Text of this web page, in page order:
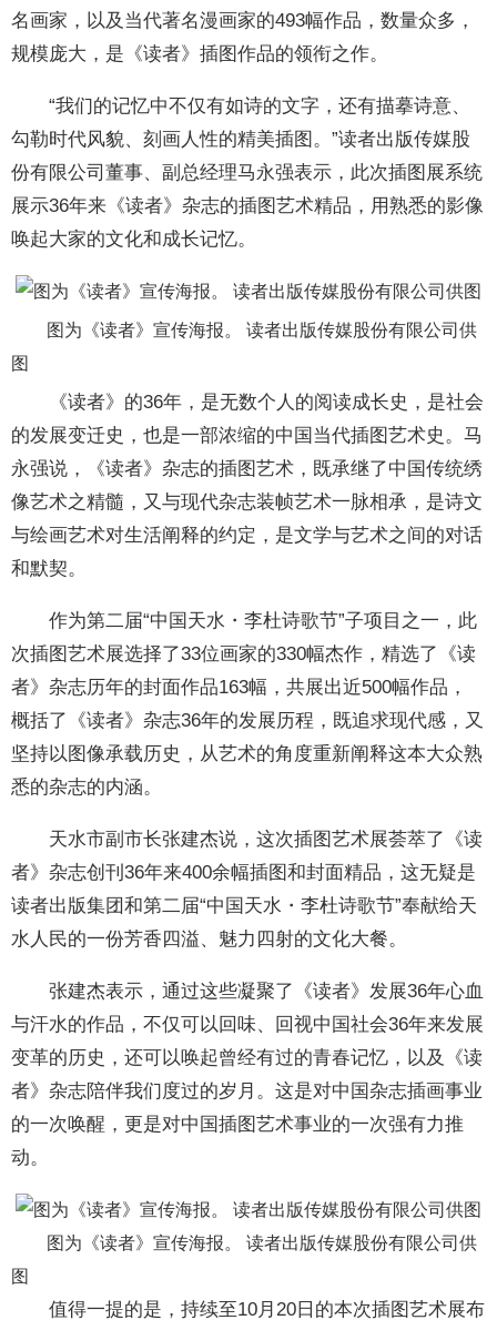
名画家，以及当代著名漫画家的493幅作品，数量众多，
规模庞大，是《读者》插图作品的领衔之作。
“我们的记忆中不仅有如诗的文字，还有描摹诗意、
勾勒时代风貌、刻画人性的精美插图。”读者出版传媒股
份有限公司董事、副总经理马永强表示，此次插图展系统
展示36年来《读者》杂志的插图艺术精品，用熟悉的影像
唤起大家的文化和成长记忆。
图为《读者》宣传海报。 读者出版传媒股份有限公司供
图
《读者》的36年，是无数个人的阅读成长史，是社会
的发展变迁史，也是一部浓缩的中国当代插图艺术史。马
永强说，《读者》杂志的插图艺术，既承继了中国传统绣
像艺术之精髓，又与现代杂志装帧艺术一脉相承，是诗文
与绘画艺术对生活阐释的约定，是文学与艺术之间的对话
和默契。
作为第二届“中国天水・李杜诗歌节”子项目之一，此
次插图艺术展选择了33位画家的330幅杰作，精选了《读
者》杂志历年的封面作品163幅，共展出近500幅作品，
概括了《读者》杂志36年的发展历程，既追求现代感，又
坚持以图像承载历史，从艺术的角度重新阐释这本大众熟
悉的杂志的内涵。
天水市副市长张建杰说，这次插图艺术展荟萃了《读
者》杂志创刊36年来400余幅插图和封面精品，这无疑是
读者出版集团和第二届“中国天水・李杜诗歌节”奉献给天
水人民的一份芳香四溢、魅力四射的文化大餐。
张建杰表示，通过这些凝聚了《读者》发展36年心血
与汗水的作品，不仅可以回味、回视中国社会36年来发展
变革的历史，还可以唤起曾经有过的青春记忆，以及《读
者》杂志陪伴我们度过的岁月。这是对中国杂志插画事业
的一次唤醒，更是对中国插图艺术事业的一次强有力推
动。
图为《读者》宣传海报。 读者出版传媒股份有限公司供
图
值得一提的是，持续至10月20日的本次插图艺术展布